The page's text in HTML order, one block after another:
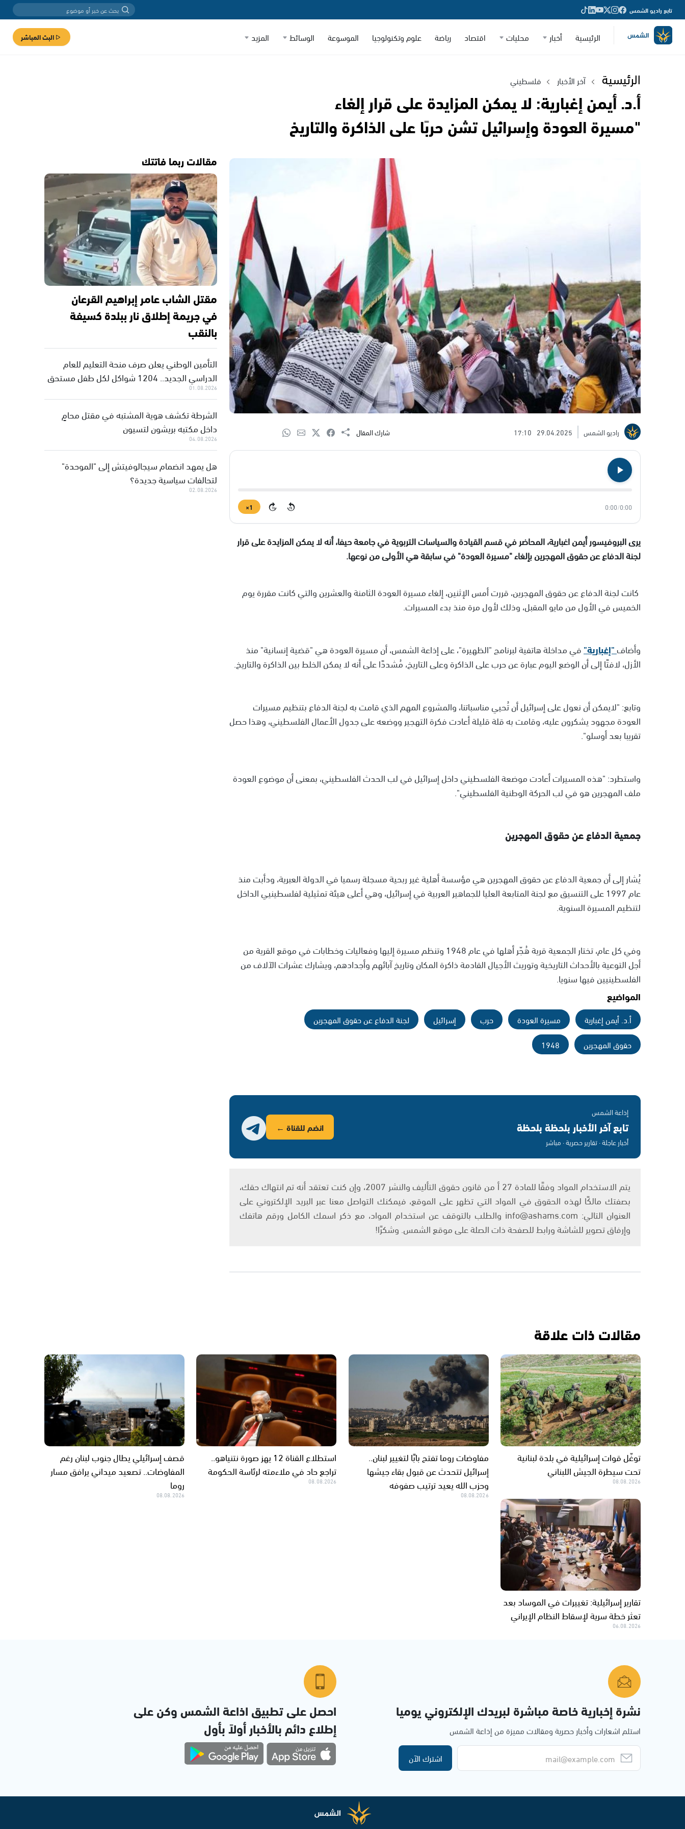
تابع راديو الشمس
الرئيسية أخبار محليات اقتصاد رياضة علوم وتكنولوجيا الموسوعة الوسائط المزيد البث المباشر
الرئيسية آخر الأخبار فلسطيني
أ.د. أيمن إغبارية: لا يمكن المزايدة على قرار إلغاء
"مسيرة العودة وإسرائيل تشن حربًا على الذاكرة والتاريخ
راديو الشمس 29.04.2025
17:10 شارك المقال
0:00
/
0:00
15
15
1×
يرى البروفيسور أيمن اغبارية، المحاضر في قسم القيادة والسياسات التربوية في جامعة حيفا، أنه لا يمكن المزايدة على قرار
لجنة الدفاع عن حقوق المهجرين بإلغاء "مسيرة العودة" في سابقة هي الأولى من نوعها.
كانت لجنة الدفاع عن حقوق المهجرين، قررت أمس الإثنين، إلغاء مسيرة العودة الثامنة والعشرين والتي كانت مقررة يوم
الخميس في الأول من مايو المقبل، وذلك لأول مرة منذ بدء المسيرات.
وأضاف"إغبارية"في مداخلة هاتفية لبرنامج "الظهيرة"، على إذاعة الشمس، أن مسيرة العودة هي "قضية إنسانية" منذ
الأزل، لافتًا إلى أن الوضع اليوم عبارة عن حرب على الذاكرة وعلى التاريخ، مُشددًا على أنه لا يمكن الخلط بين الذاكرة والتاريخ.
وتابع: "لايمكن أن نعول على إسرائيل أن تُحيي مناسباتنا، والمشروع المهم الذي قامت به لجنة الدفاع بتنظيم مسيرات
العودة مجهود يشكرون عليه، وقامت به قلة قليلة أعادت فكرة التهجير ووضعه على جدول الأعمال الفلسطيني، وهذا حصل
تقريبا بعد أوسلو".
واستطرد: "هذه المسيرات أعادت موضعة الفلسطيني داخل إسرائيل في لب الحدث الفلسطيني، بمعنى أن موضوع العودة
ملف المهجرين هو في لب الحركة الوطنية الفلسطيني".
جمعية الدفاع عن حقوق المهجرين
يُشار إلى أن جمعية الدفاع عن حقوق المهجرين هي مؤسسة أهلية غير ربحية مسجلة رسميا في الدولة العبرية، ودأبت منذ
عام 1997 على التنسيق مع لجنة المتابعة العليا للجماهير العربية في إسرائيل، وهي أعلى هيئة تمثيلية لفلسطينيي الداخل
لتنظيم المسيرة السنوية.
وفي كل عام، تختار الجمعية قرية هُجّر أهلها في عام 1948 وتنظم مسيرة إليها وفعاليات وخطابات في موقع القرية من
أجل التوعية بالأحداث التاريخية وتوريث الأجيال القادمة ذاكرة المكان وتاريخ آبائهم وأجدادهم، ويشارك عشرات الآلاف من
الفلسطينيين فيها سنويا.
المواضيع
أ.د. أيمن إغبارية مسيرة العودة حرب إسرائيل
لجنة الدفاع عن حقوق المهجرين
حقوق المهجرين
1948
إذاعة الشمس
تابع آخر الأخبار بلحظة بلحظة
أخبار عاجلة · تقارير حصرية · مباشر
انضم للقناة ←
يتم الاستخدام المواد وفقًا للمادة 27 أ من قانون حقوق التأليف والنشر 2007، وإن كنت تعتقد أنه تم انتهاك حقك،
بصفتك مالكًا لهذه الحقوق في المواد التي تظهر على الموقع، فيمكنك التواصل معنا عبر البريد الإلكتروني على
العنوان التالي: info@ashams.com والطلب بالتوقف عن استخدام المواد، مع ذكر اسمك الكامل ورقم هاتفك
وإرفاق تصوير للشاشة ورابط للصفحة ذات الصلة على موقع الشمس. وشكرًا!
مقالات ربما فاتتك
مقتل الشاب عامر إبراهيم القرعان
في جريمة إطلاق نار ببلدة كسيفة
بالنقب
التأمين الوطني يعلن صرف منحة التعليم للعام
الدراسي الجديد.. 1204 شواكل لكل طفل مستحق
01.08.2026
الشرطة تكشف هوية المشتبه في مقتل محامٍ
داخل مكتبه بريشون لتسيون
04.08.2026
هل يمهد انضمام سيجالوفيتش إلى "الموحدة"
لتحالفات سياسية جديدة؟
02.08.2026
مقالات ذات علاقة
توغّل قوات إسرائيلية في بلدة لبنانية
تحت سيطرة الجيش اللبناني
08.08.2026
مفاوضات روما تفتح بابًا لتغيير لبنان..
إسرائيل تتحدث عن قبول بقاء جيشها
وحزب الله يعيد ترتيب صفوفه
08.08.2026
استطلاع القناة 12 يهز صورة نتنياهو..
تراجع حاد في ملاءمته لرئاسة الحكومة
08.08.2026
قصف إسرائيلي يطال جنوب لبنان رغم
المفاوضات.. تصعيد ميداني يرافق مسار
روما
08.08.2026
تقارير إسرائيلية: تغييرات في الموساد بعد
تعثر خطة سرية لإسقاط النظام الإيراني
06.08.2026
نشرة إخبارية خاصة مباشرة لبريدك الإلكتروني يوميا
استلم اشعارات وأخبار حصرية ومقالات مميزة من إذاعة الشمس
اشترك الآن
احصل على تطبيق اذاعة الشمس وكن على
إطلاع دائم بالأخبار أولاً بأول